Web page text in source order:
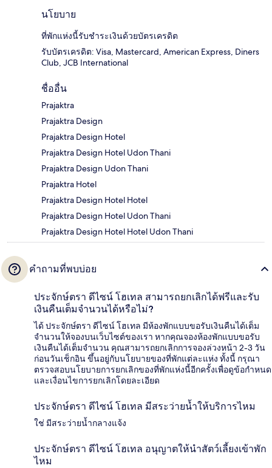
นโยบาย
ที่พักแห่งนี้รับชำระเงินด้วยบัตรเครดิต
รับบัตรเครดิต: Visa, Mastercard, American Express, Diners
Club, JCB International
ชื่ออื่น
Prajaktra
Prajaktra Design
Prajaktra Design Hotel
Prajaktra Design Hotel Udon Thani
Prajaktra Design Udon Thani
Prajaktra Hotel
Prajaktra Design Hotel Hotel
Prajaktra Design Hotel Udon Thani
Prajaktra Design Hotel Hotel Udon Thani
คำถามที่พบบ่อย
ประจักษ์ตรา ดีไซน์ โฮเทล สามารถยกเลิกได้ฟรีและรับ
เงินคืนเต็มจำนวนได้หรือไม่?
ได้ ประจักษ์ตรา ดีไซน์ โฮเทล มีห้องพักแบบขอรับเงินคืนได้เต็ม
จำนวนให้จองบนเว็บไซต์ของเรา หากคุณจองห้องพักแบบขอรับ
เงินคืนได้เต็มจำนวน คุณสามารถยกเลิกการจองล่วงหน้า 2-3 วัน
ก่อนวันเช็กอิน ขึ้นอยู่กับนโยบายของที่พักแต่ละแห่ง ทั้งนี้ กรุณา
ตรวจสอบนโยบายการยกเลิกของที่พักแห่งนี้อีกครั้งเพื่อดูข้อกำหนด
และเงื่อนไขการยกเลิกโดยละเอียด
ประจักษ์ตรา ดีไซน์ โฮเทล มีสระว่ายน้ำให้บริการไหม
ใช่ มีสระว่ายน้ำกลางแจ้ง
ประจักษ์ตรา ดีไซน์ โฮเทล อนุญาตให้นำสัตว์เลี้ยงเข้าพัก
ไหม